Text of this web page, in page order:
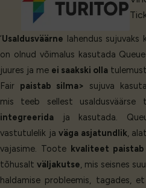
‘Usaldusväärne lahendus sujuvaks
on olnud võimalus kasutada
juures ja me ei saakski olla
Fair paistab silma> sujuva
mis teeb sellest
integreerida ja kasutada.
vastutulelik javäga asjatundlik,
vajasime. Toote kvaliteet paistab
tõhusalt väljakutse, mis seisnes
haldamise probleemis, tagades,